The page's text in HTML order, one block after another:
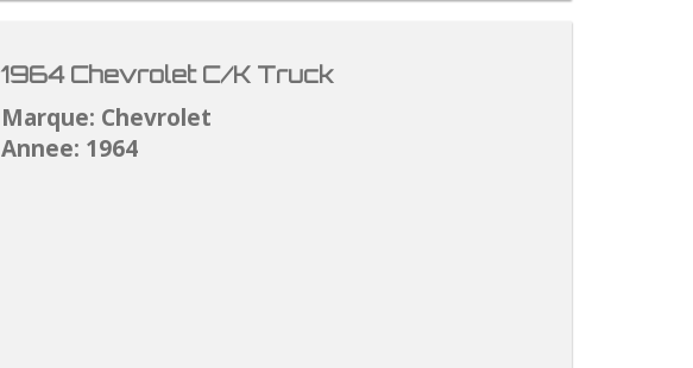
1964 Chevrolet C/K Truck
Marque: Chevrolet
Annee: 1964